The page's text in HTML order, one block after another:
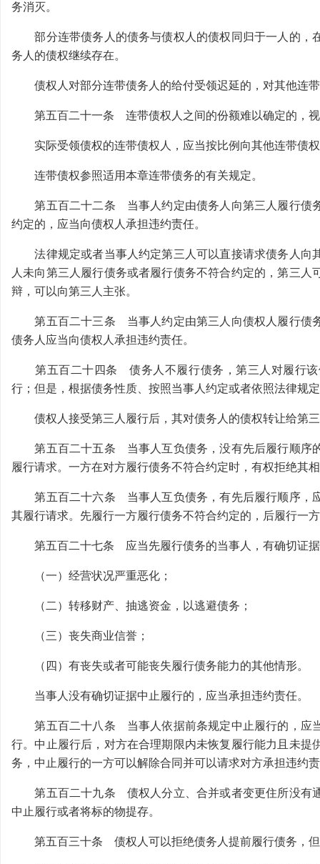
务消灭。
部分连带债务人的债务与债权人的债权同归于一人的，
务人的债权继续存在。
债权人对部分连带债务人的给付受领迟延的，对其他连
第五百二十一条 连带债权人之间的份额难以确定的，视
实际受领债权的连带债权人，应当按比例向其他连带债
连带债权参照适用本章连带债务的有关规定。
第五百二十二条 当事人约定由债务人向第三人履行债务
约定的，应当向债权人承担违约责任。
法律规定或者当事人约定第三人可以直接请求债务人向
人未向第三人履行债务或者履行债务不符合约定的，第三
辩，可以向第三人主张。
第五百二十三条 当事人约定由第三人向债权人履行债务
债务人应当向债权人承担违约责任。
第五百二十四条 债务人不履行债务，第三人对履行该
行；但是，根据债务性质、按照当事人约定或者依照法律规
债权人接受第三人履行后，其对债务人的债权转让给第
第五百二十五条 当事人互负债务，没有先后履行顺序的
履行请求。一方在对方履行债务不符合约定时，有权拒绝其
第五百二十六条 当事人互负债务，有先后履行顺序，应
其履行请求。先履行一方履行债务不符合约定的，后履行一
第五百二十七条 应当先履行债务的当事人，有确切证据
（一）经营状况严重恶化；
（二）转移财产、抽逃资金，以逃避债务；
（三）丧失商业信誉；
（四）有丧失或者可能丧失履行债务能力的其他情形。
当事人没有确切证据中止履行的，应当承担违约责任。
第五百二十八条 当事人依据前条规定中止履行的，应当
行。中止履行后，对方在合理期限内未恢复履行能力且未
务，中止履行的一方可以解除合同并可以请求对方承担违约
第五百二十九条 债权人分立、合并或者变更住所没有通
中止履行或者将标的物提存。
第五百三十条 债权人可以拒绝债务人提前履行债务，但